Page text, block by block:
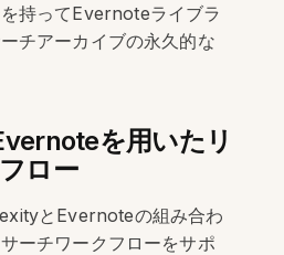
持ってEvernoteライブラ
チアーカイブの永久的な
を用いたリ
ロー
とEvernoteの組み合わ
ーチワークフローをサポ